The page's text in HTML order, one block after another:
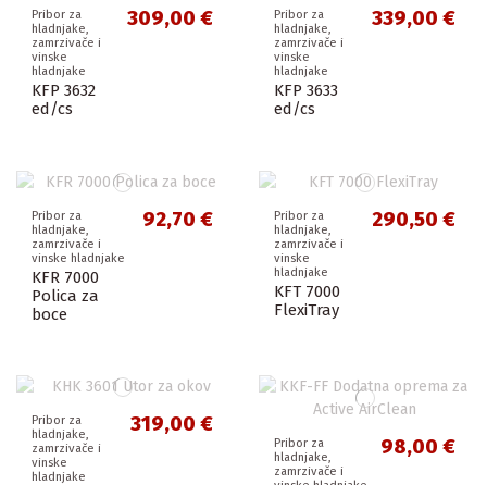
Pribor za
hladnjake,
zamrzivače i
vinske
hladnjake
KFP 3632
ed/cs
309,00 €
Pribor za
hladnjake,
zamrzivače i
vinske
hladnjake
KFP 3633
ed/cs
339,00 €
Pribor za
hladnjake,
zamrzivače i
vinske hladnjake
KFR 7000
Polica za
boce
92,70 €
Pribor za
hladnjake,
zamrzivače i
vinske
hladnjake
KFT 7000
FlexiTray
290,50 €
Pribor za
hladnjake,
zamrzivače i
vinske
hladnjake
319,00 €
Pribor za
hladnjake,
zamrzivače i
98,00 €